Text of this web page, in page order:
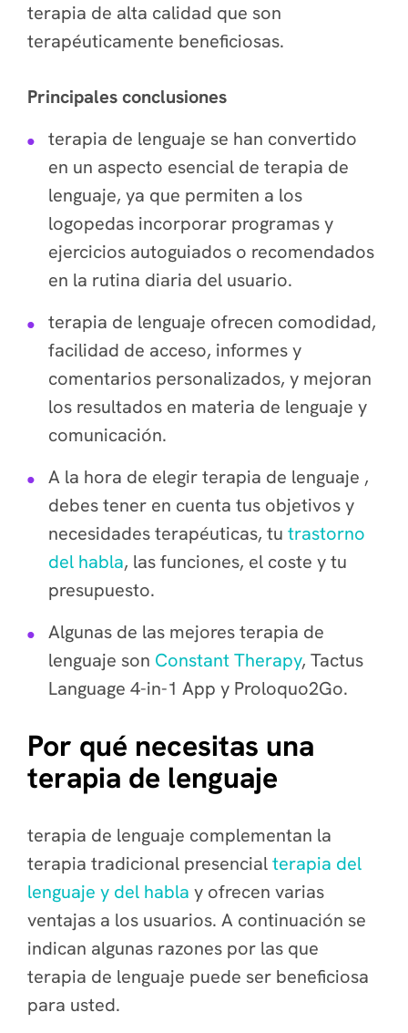
terapia de alta calidad que son
terapéuticamente beneficiosas.
Principales conclusiones
terapia de lenguaje se han convertido
en un aspecto esencial de terapia de
lenguaje, ya que permiten a los
logopedas incorporar programas y
ejercicios autoguiados o recomendados
en la rutina diaria del usuario.
terapia de lenguaje ofrecen comodidad,
facilidad de acceso, informes y
comentarios personalizados, y mejoran
los resultados en materia de lenguaje y
comunicación.
A la hora de elegir terapia de lenguaje ,
debes tener en cuenta tus objetivos y
necesidades terapéuticas, tu trastorno
del habla, las funciones, el coste y tu
presupuesto.
Algunas de las mejores terapia de
lenguaje son Constant Therapy, Tactus
Language 4-in-1 App y Proloquo2Go.
Por qué necesitas una
terapia de lenguaje
terapia de lenguaje complementan la
terapia tradicional presencialterapia del
lenguaje y del habla y ofrecen varias
ventajas a los usuarios. A continuación se
indican algunas razones por las que
terapia de lenguaje puede ser beneficiosa
para usted.